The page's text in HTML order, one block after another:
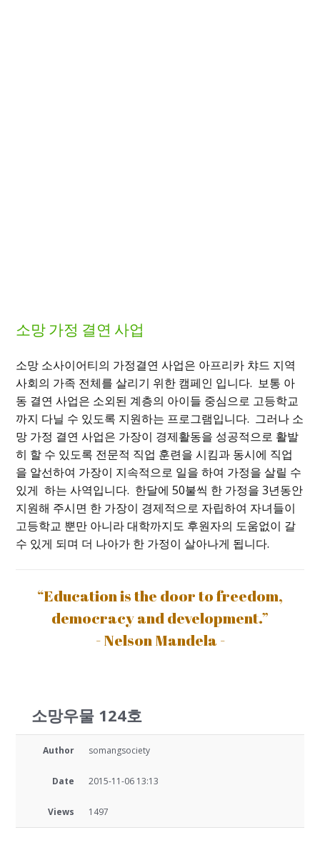
소망 가정 결연 사업
소망 소사이어티의 가정결연 사업은 아프리카 챠드 지역
사회의 가족 전체를 살리기 위한 캠페인 입니다. 보통 아
동 결연 사업은 소외된 계층의 아이들 중심으로 고등학교
까지 다닐 수 있도록 지원하는 프로그램입니다. 그러나 소
망 가정 결연 사업은 가장이 경제활동을 성공적으로 활발
히 할 수 있도록 전문적 직업 훈련을 시킴과 동시에 직업
을 알선하여 가장이 지속적으로 일을 하여 가정을 살릴 수
있게 하는 사역입니다. 한달에50불씩 한 가정을3년동안
지원해 주시면 한 가장이 경제적으로 자립하여 자녀들이
고등학교 뿐만 아니라 대학까지도 후원자의 도움없이 갈
수 있게 되며 더 나아가 한 가정이 살아나게 됩니다.
“Education is the door to freedom,
democracy and development.”
- Nelson Mandela -
소망우물 124호
Author somangsociety
Date 2015-11-06 13:13
Views 1497